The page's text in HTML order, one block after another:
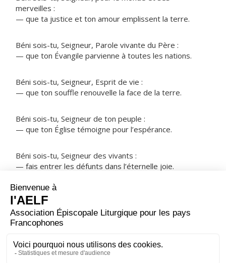
merveilles :
— que ta justice et ton amour emplissent la terre.
Béni sois-tu, Seigneur, Parole vivante du Père :
— que ton Évangile parvienne à toutes les nations.
Béni sois-tu, Seigneur, Esprit de vie :
— que ton souffle renouvelle la face de la terre.
Béni sois-tu, Seigneur de ton peuple :
— que ton Église témoigne pour l’espérance.
Béni sois-tu, Seigneur des vivants :
— fais entrer les défunts dans l’éternelle joie.
NOTRE PÈRE
ORAISON
ce que tu veux et servir ta gloire d'un cœur sans
partage.